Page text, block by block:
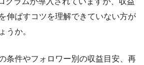
伸ばすコツを理解できていない方が
うか。
条件やフォロワー別の収益目安、再